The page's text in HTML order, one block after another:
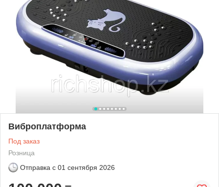
Виброплатформа
Под заказ
Розница
Отправка с 01 сентября 2026